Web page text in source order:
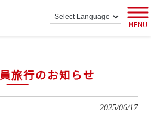
MENU
旅行のお知らせ
2025/06/17